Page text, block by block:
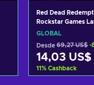
Red Dead
Rockstar Games
GLOBAL
GLOBAL
Desde 69,27 US$ -
14,03 US$
11% Cashback